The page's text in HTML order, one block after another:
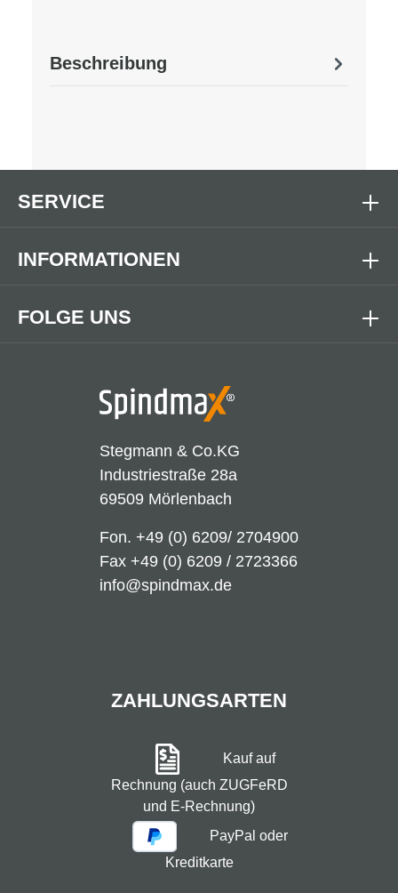
Beschreibung
Stegmann & Co.KG
Industriestraße 28a
69509 Mörlenbach
Fon. +49 (0) 6209/ 2704900
Fax +49 (0) 6209 / 2723366
info@spindmax.de
FOLGE UNS
SERVICE
INFORMATIONEN
ZAHLUNGSARTEN
Kauf auf
Rechnung (auch ZUGFeRD
und E-Rechnung)
PayPal oder
Kreditkarte